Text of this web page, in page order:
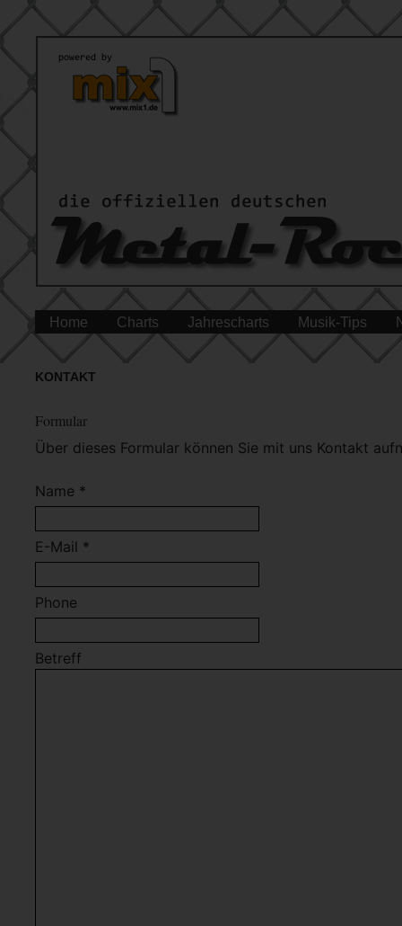
Home Charts Jahrescharts Musik-Tips
KONTAKT
Formular
Über dieses Formular können Sie mit uns Kontakt
Name *
E-Mail *
Phone
Betreff